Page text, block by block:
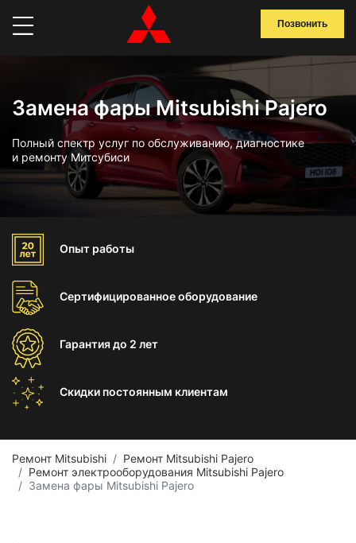
Позвонить
Замена фары Mitsubishi Pajero
Полный спектр услуг по обслуживанию, диагностике
и ремонту Митсубиси
Опыт работы
Сертифицированноеоборудование
Гарантиядо 2 лет
Скидки постоянным клиентам
Ремонт Mitsubishi
Ремонт Mitsubishi Pajero
Ремонт электрооборудования Mitsubishi Pajero
Замена фары Mitsubishi Pajero